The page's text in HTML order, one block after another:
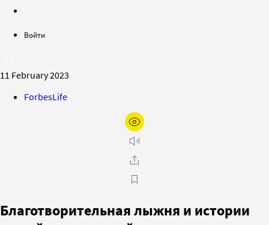
Войти
11 February 2023
ForbesLife
Благотворительная лыжня и истории